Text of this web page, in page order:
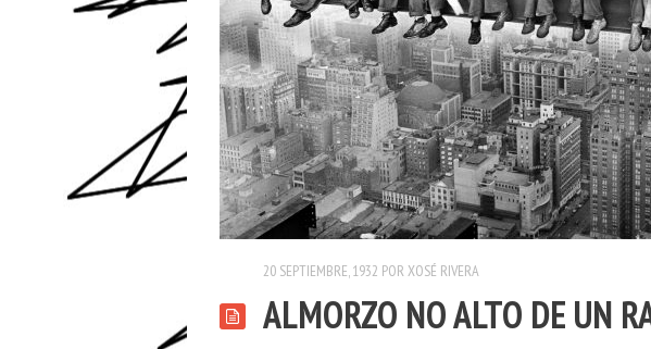
20 SEPTIEMBRE, 1932 PORXOSÉ RIVERA
ALMORZO NO ALTO DE UN